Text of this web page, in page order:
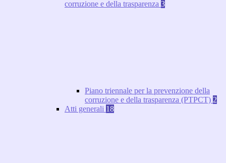
corruzione e della trasparenza 3
Piano triennale per la prevenzione della
corruzione e della trasparenza (PTPCT) 2
Atti generali 18